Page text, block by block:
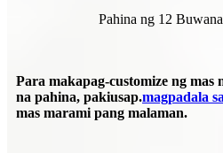
Pahina ng 12
Para makapag-customize ng
na pahina, pakiusap.magpadala
mas marami pang malaman.